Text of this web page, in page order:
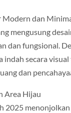
dan
mengusung
dan fungsional.
indah secara
dan
Area Hijau
2025